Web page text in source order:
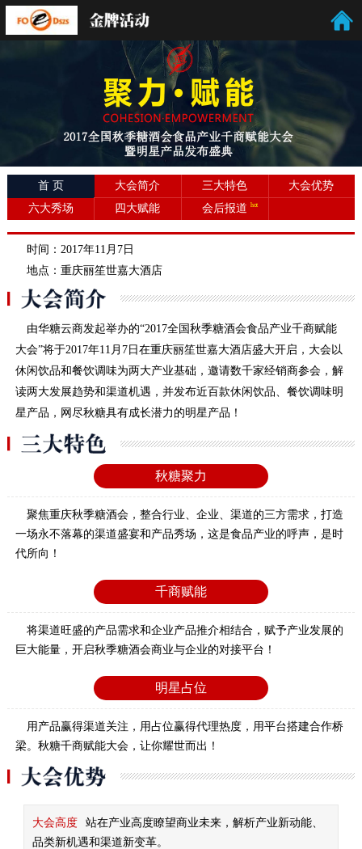
首 页 大会简介 三大特色
大会优势
六大秀场
四大赋能 会后报道
时间：2017年11月7日
地点：重庆丽笙世嘉大酒店
由华糖云商发起举办的“2017全国秋季糖酒会食品产业千商赋能
大会”将于2017年11月7日在重庆丽笙世嘉大酒店盛大开启，大会以
休闲饮品和餐饮调味为两大产业基础，邀请数千家经销商参会，解
读两大发展趋势和渠道机遇，并发布近百款休闲饮品、餐饮调味明
星产品，网尽秋糖具有成长潜力的明星产品！
秋糖聚力
聚焦重庆秋季糖酒会，整合行业、企业、渠道的三方需求，打造
一场永不落幕的渠道盛宴和产品秀场，这是食品产业的呼声，是时
代所向！
千商赋能
将渠道旺盛的产品需求和企业产品推介相结合，赋予产业发展的
巨大能量，开启秋季糖酒会商业与企业的对接平台！
明星占位
用产品赢得渠道关注，用占位赢得代理热度，用平台搭建合作桥
梁。秋糖千商赋能大会，让你耀世而出！
大会高度
站在产业高度瞭望商业未来，解析产业新动能、
品类新机遇和渠道新变革。